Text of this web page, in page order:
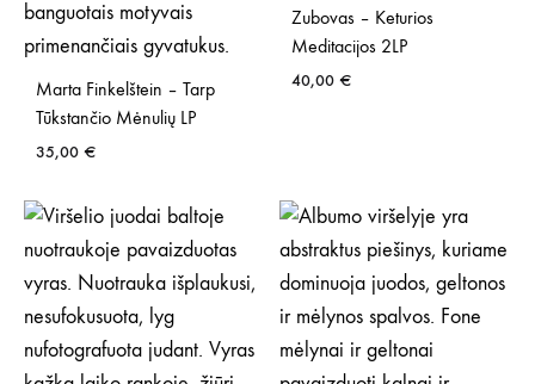
Marta Finkelštein – Tarp
Tūkstančio Mėnulių LP
35,00 €
Zubovas – Keturios
Meditacijos 2LP
40,00 €